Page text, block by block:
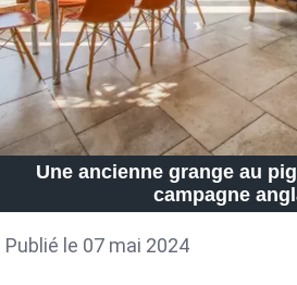
Une ancienne grange au
campagne
Publié le 07 mai 2024